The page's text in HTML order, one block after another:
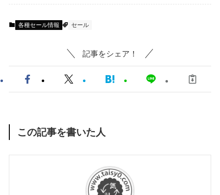
各種セール情報 セール
記事をシェア！
この記事を書いた人